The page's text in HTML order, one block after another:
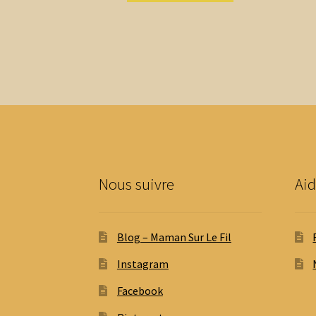
être
Nous suivre
Blog – Maman Sur Le Fil
Instagram
Facebook